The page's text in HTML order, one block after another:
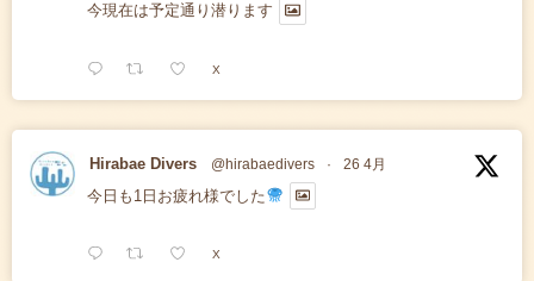
今現在は予定通り潜ります
X
Hirabae Divers @hirabaedivers · 26 4月
今日も1日お疲れ様でした
X